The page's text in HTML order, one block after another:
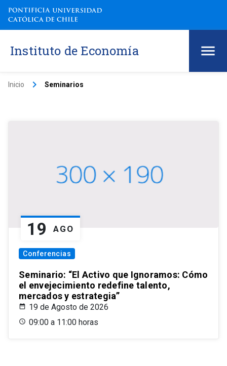
Instituto de Economía
Inicio keyboard_arrow_right Seminarios
19 AGO
Conferencias
Seminario: “El Activo que Ignoramos: Cómo
el envejecimiento redefine talento,
mercados y estrategia”
19 de Agosto de 2026
09:00 a 11:00 horas